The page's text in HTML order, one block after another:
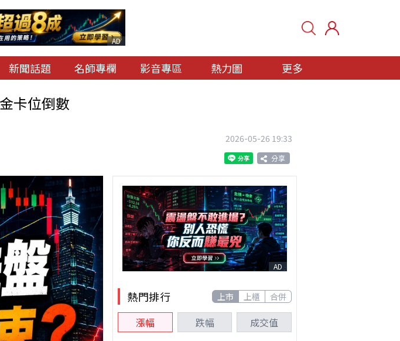
AD
新聞話題 名師專欄 影音專區 熱力圖 更多
卡位倒數
2026-05-26 19:33
分享
AD
熱門排行 上市 上櫃 合併
漲幅 跌幅 成交值